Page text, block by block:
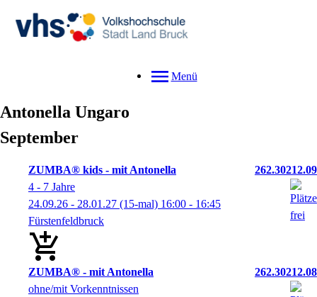
Menü
Antonella Ungaro
September
ZUMBA® kids - mit Antonella
262.30212.09
4 - 7 Jahre
24.09.26 - 28.01.27 (15-mal) 16:00 - 16:45
Fürstenfeldbruck
ZUMBA® - mit Antonella
262.30212.08
ohne/mit Vorkenntnissen